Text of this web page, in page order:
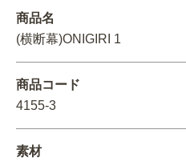
ORIGINAL ORDER
商品名
(横断幕)ONIGIRI 1
商品コード
4155-3
素材